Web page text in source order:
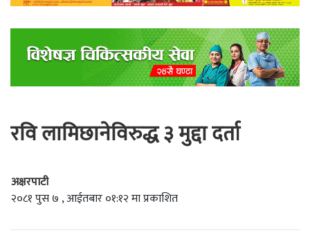
रवि लामिछानेविरुद्ध ३ मुद्दा दर्ता
अक्षरपाटी
२०८१ पुस ७ , आईतबार ०१:१२ मा प्रकाशित